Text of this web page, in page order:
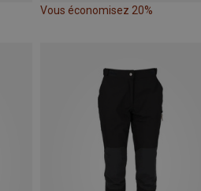
Vous économisez 20%